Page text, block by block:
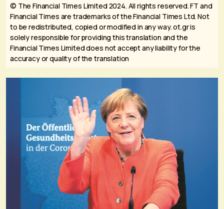
© The Financial Times Limited 2024. All rights reserved.FT and
Financial Times are trademarks of the Financial Times Ltd. Not
to be redistributed, copied or modified in any way. ot.gr is
solely responsible for providing this translation and the
Financial Times Limited does not accept any liability for the
accuracy or quality of the translation